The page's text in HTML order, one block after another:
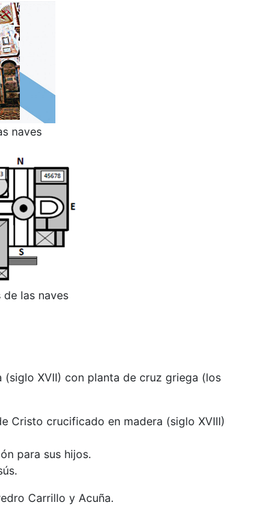
naves
de las naves
(siglo XVII) con planta de cruz griega (los
Cristo crucificado en madera (siglo XVIII)
para sus hijos.
Carrillo y Acuña.